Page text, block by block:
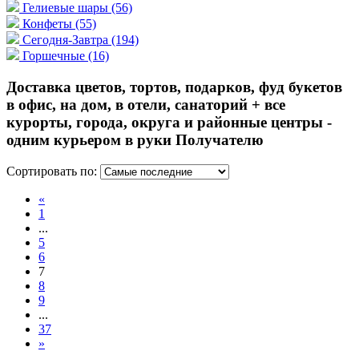
Гелиевые шары (56)
Конфеты (55)
Сегодня-Завтра (194)
Горшечные (16)
Доставка цветов, тортов, подарков, фуд букетов
в офис, на дом, в отели, санаторий + все
курорты, города, округа и районные центры -
одним курьером в руки Получателю
Сортировать по:
«
1
...
5
6
7
8
9
...
37
»